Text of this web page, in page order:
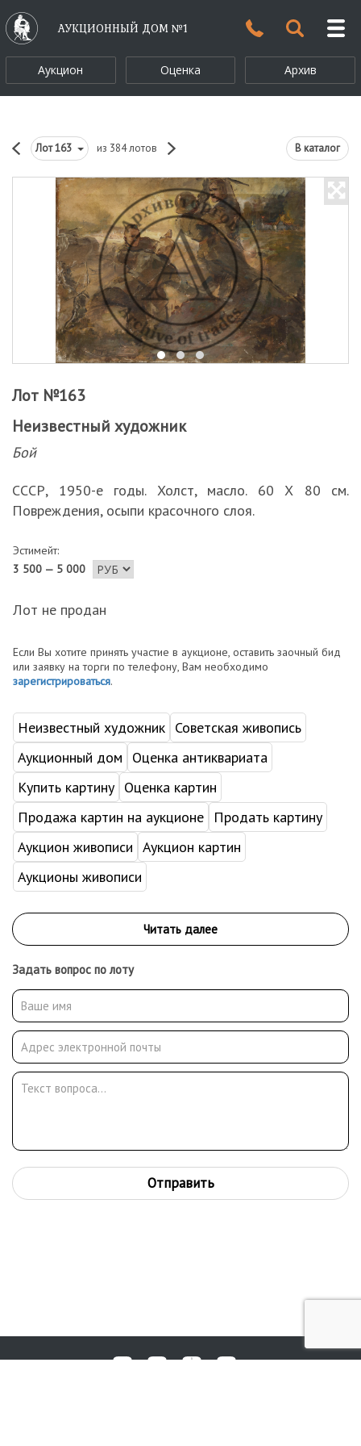
АУКЦИОННЫЙ ДОМ №1
Аукцион Оценка Архив
Лот163 из 384 лотов В каталог
Лот №163
Неизвестный художник
Бой
СССР, 1950-е годы. Холст, масло. 60 Х 80 см.
Повреждения, осыпи красочного слоя.
Эстимейт:
3 500 — 5 000
Лот не продан
Если Вы хотите принять участие в аукционе, оставить заочный бид
или заявку на торги по телефону, Вам необходимо
зарегистрироваться.
Неизвестный художник Советская живопись
Аукционный дом
Оценка антиквариата
Купить картину Оценка картин
Продажа картин на аукционе
Продать картину
Аукцион живописи Аукцион картин
Аукционы живописи
Задать вопрос по лоту
Отправить